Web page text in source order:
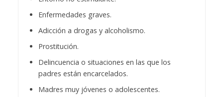
Enfermedades graves.
Adicción a drogas y alcoholismo.
Prostitución.
Delincuencia o situaciones en las que los
padres están encarcelados.
Madres muy jóvenes o adolescentes.